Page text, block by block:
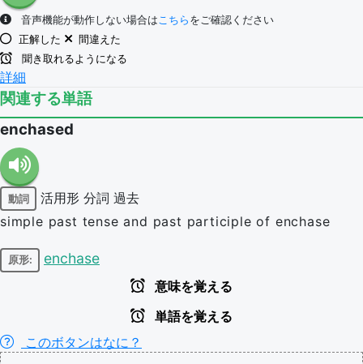
音声機能が動作しない場合はこちら をご確認ください
正解した
間違えた
聞き取れるようになる
詳細
関連する単語
enchased
動詞 活用形 分詞 過去
simple past tense and past participle of enchase
原形: enchase
意味を覚える
単語を覚える
このボタンはなに？